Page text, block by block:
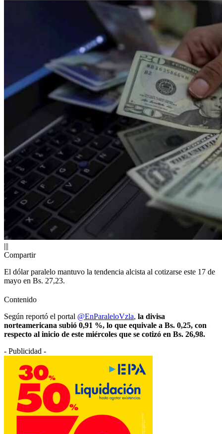
|||
Compartir
El dólar paralelo mantuvo la tendencia alcista al cotizarse este 17 de
mayo en Bs. 27,23.
Contenido
Según reportó el portal @EnParaleloVzla, la divisa
norteamericana subió 0,91 %, lo que equivale a Bs. 0,25, con
respecto al inicio de este miércoles que se cotizó en Bs. 26,98.
- Publicidad -